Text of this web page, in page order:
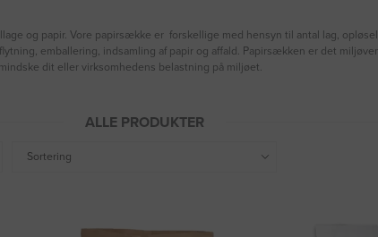
og papir. Vore papirsække er forskellige med hensyn til antal lag,
emballering, indsamling af papir og affald. Papirsækken er det
dit eller virksomhedens belastning på miljøet.
ALLE PRODUKTER
Sortering